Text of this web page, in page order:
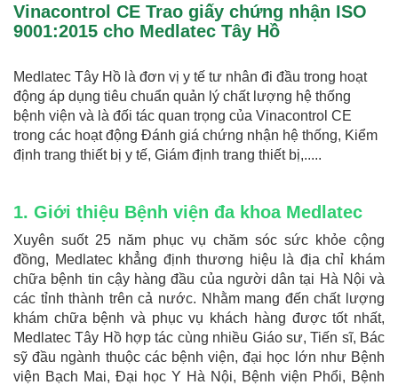
Vinacontrol CE Trao giấy chứng nhận ISO
9001:2015 cho Medlatec Tây Hồ
Medlatec Tây Hồ là đơn vị y tế tư nhân đi đầu trong hoạt
động áp dụng tiêu chuẩn quản lý chất lượng hệ thống
bệnh viện và là đối tác quan trọng của Vinacontrol CE
trong các hoạt động Đánh giá chứng nhận hệ thống, Kiểm
định trang thiết bị y tế, Giám định trang thiết bị,.....
1. Giới thiệu Bệnh viện đa khoa Medlatec
Xuyên suốt 25 năm phục vụ chăm sóc sức khỏe cộng
đồng, Medlatec khẳng định thương hiệu là địa chỉ khám
chữa bệnh tin cậy hàng đầu của người dân tại Hà Nội và
các tỉnh thành trên cả nước. Nhằm mang đến chất lượng
khám chữa bệnh và phục vụ khách hàng được tốt nhất,
Medlatec Tây Hồ hợp tác cùng nhiều Giáo sư, Tiến sĩ, Bác
sỹ đầu ngành thuộc các bệnh viện, đại học lớn như Bệnh
viện Bạch Mai, Đại học Y Hà Nội, Bệnh viện Phổi, Bệnh